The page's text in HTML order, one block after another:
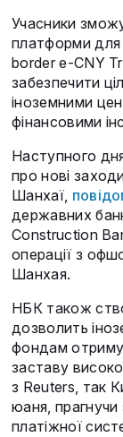
Учасники
платформи для
border e-CNY
забезпечити
іноземними
фінансовими
Наступного
про нові
Шанхаї,
державних
Construction
операції з
Шанхая.
НБК також
дозволить
фондам
заставу
з Reuters, так
юаня, прагнучи
платіжної